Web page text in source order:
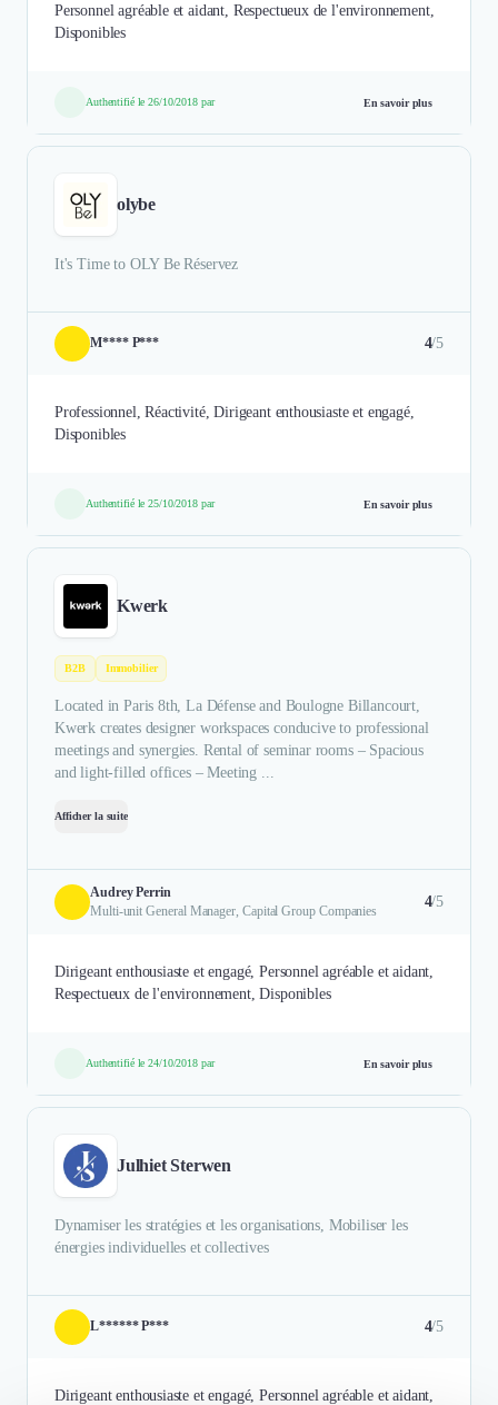
Personnel agréable et aidant, Respectueux de l'environnement,
Disponibles
Authentifié le 26/10/2018 par En savoir plus
olybe
It's Time to OLY Be Réservez
M**** P*** 4/5
Professionnel, Réactivité, Dirigeant enthousiaste et engagé,
Disponibles
Authentifié le 25/10/2018 par En savoir plus
Kwerk
B2B Immobilier
Located in Paris 8th, La Défense and Boulogne Billancourt,
Kwerk creates designer workspaces conducive to professional
meetings and synergies. Rental of seminar rooms – Spacious
and light-filled offices – Meeting ...
Afficher la suite
Audrey Perrin
Multi-unit General Manager, Capital Group Companies
4/5
Dirigeant enthousiaste et engagé, Personnel agréable et aidant,
Respectueux de l'environnement, Disponibles
Authentifié le 24/10/2018 par En savoir plus
Julhiet Sterwen
Dynamiser les stratégies et les organisations, Mobiliser les
énergies individuelles et collectives
L****** P*** 4/5
Dirigeant enthousiaste et engagé, Personnel agréable et aidant,